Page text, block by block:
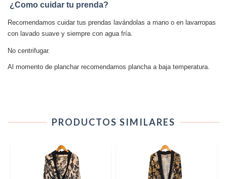
¿Como cuidar tu prenda?
Recomendamos cuidar tus prendas lavándolas a mano o en lavarropas
con lavado suave y siempre con agua fría.
No centrifugar.
Al momento de planchar recomendamos plancha a baja temperatura.
PRODUCTOS SIMILARES